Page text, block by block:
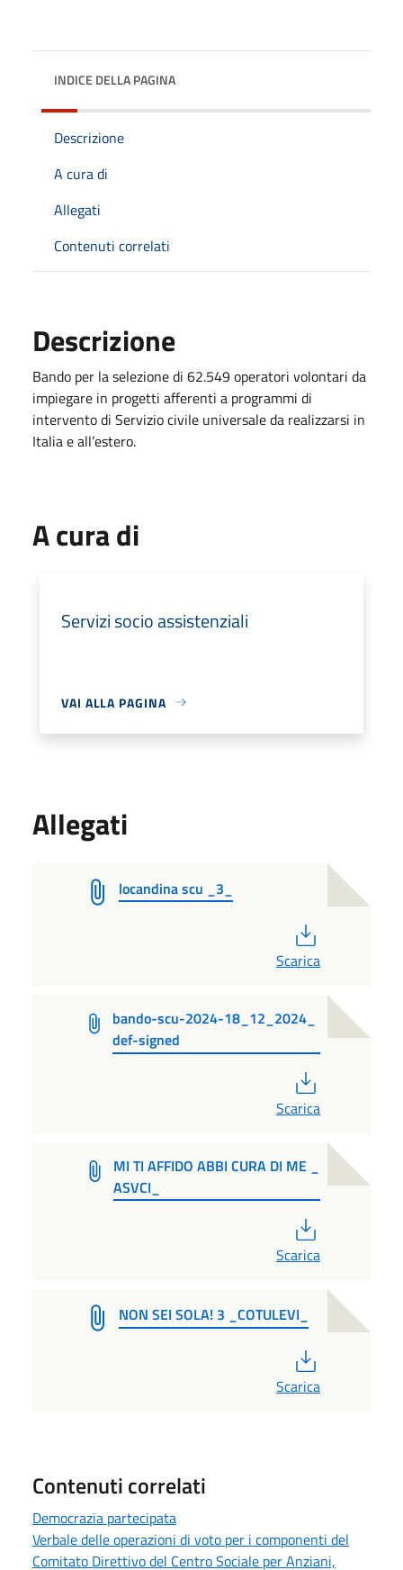
INDICE DELLA PAGINA
Descrizione
A cura di
Allegati
Contenuti correlati
Descrizione
Bando per la selezione di 62.549 operatori volontari da
impiegare in progetti afferenti a programmi di
intervento di Servizio civile universale da realizzarsi in
Italia e all’estero.
A cura di
Servizi socio assistenziali
VAI ALLA PAGINA
Allegati
locandina scu _3_
Scarica
bando-scu-2024-18_12_2024_
def-signed
Scarica
MI TI AFFIDO ABBI CURA DI ME _
ASVCI_
Scarica
NON SEI SOLA! 3 _COTULEVI_
Scarica
Contenuti correlati
Democrazia partecipata
Verbale delle operazioni di voto per i componenti del
Comitato Direttivo del Centro Sociale per Anziani,